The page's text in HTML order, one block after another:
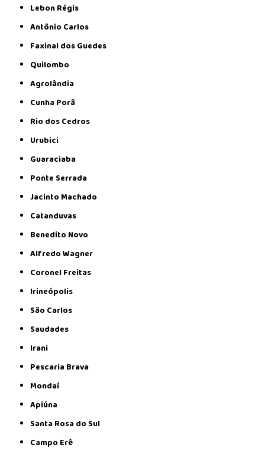
Lebon Régis
Antônio Carlos
Faxinal dos Guedes
Quilombo
Agrolândia
Cunha Porã
Rio dos Cedros
Urubici
Guaraciaba
Ponte Serrada
Jacinto Machado
Catanduvas
Benedito Novo
Alfredo Wagner
Coronel Freitas
Irineópolis
São Carlos
Saudades
Irani
Pescaria Brava
Mondaí
Apiúna
Santa Rosa do Sul
Campo Erê